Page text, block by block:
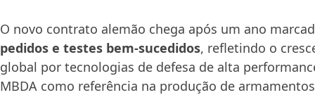
O novo contrato alemão chega após um ano
pedidos e testes bem-sucedidos, refletindo o
global por tecnologias de defesa de alta
MBDA como referência na produção de